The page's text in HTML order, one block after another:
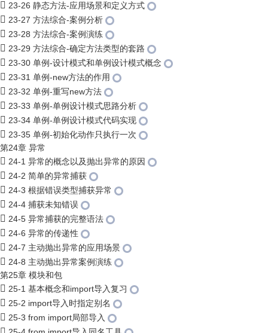
23-26 静态方法-应用场景和定义方式
23-27 方法综合-案例分析
23-28 方法综合-案例演练
23-29 方法综合-确定方法类型的套路
23-30 单例-设计模式和单例设计模式概念
23-31 单例-new方法的作用
23-32 单例-重写new方法
23-33 单例-单例设计模式思路分析
23-34 单例-单例设计模式代码实现
23-35 单例-初始化动作只执行一次
第24章 异常
24-1 异常的概念以及抛出异常的原因
24-2 简单的异常捕获
24-3 根据错误类型捕获异常
24-4 捕获未知错误
24-5 异常捕获的完整语法
24-6 异常的传递性
24-7 主动抛出异常的应用场景
24-8 主动抛出异常案例演练
第25章 模块和包
25-1 基本概念和import导入复习
25-2 import导入时指定别名
25-3 from import局部导入